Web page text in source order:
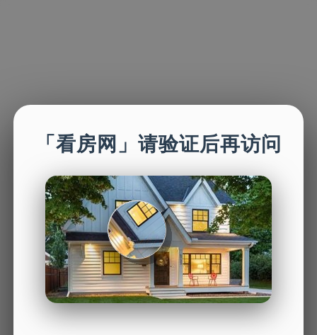
「看房网」请验证后再访问